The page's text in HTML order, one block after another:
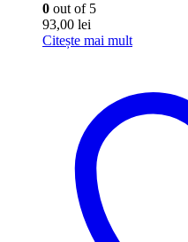
0 out of 5
93,00 lei
Citește mai mult